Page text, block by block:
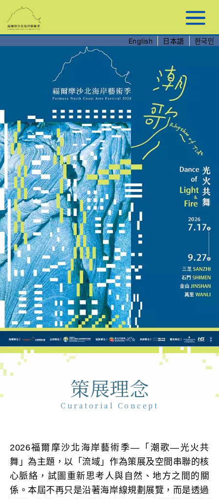
要
內
English 日本語 한국인
策展理念
Curatorial Concept
2026福爾摩沙北海岸藝術季—「潮歌—光火共
舞」為主題，以「流域」作為策展及空間串聯的核
心脈絡，試圖重新思考人與自然、地方之間的關
係。本屆不再只是沿著海岸線規劃展覽，而是透過